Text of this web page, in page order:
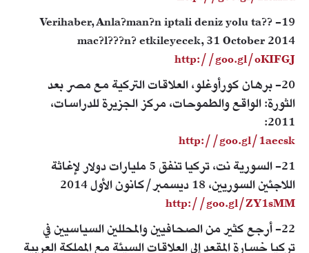
19- Verihaber, Anla?man?n iptali deniz yolu ta??
mac?l???n? etkileyecek, 31 October 2014
http://goo.gl/oKIFGJ
20- برهان كورأوغلو، العلاقات التركية مع مصر بعد
الثورة: الواقع والطموحات، مركز الجزيرة للدراسات،
2011:
http://goo.gl/1aecsk
21- السورية نت، تركيا تنفق 5 مليارات دولار لإغاثة
اللاجئين السوريين، 18 ديسمبر/كانون الأول 2014
http://goo.gl/ZY1sMM
22- أرجع كثير من الصحافيين والمحللين السياسيين في